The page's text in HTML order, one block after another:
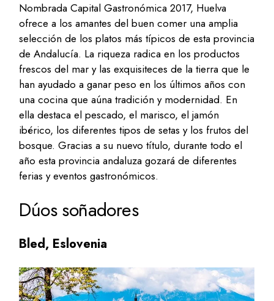
Nombrada Capital Gastronómica 2017, Huelva
ofrece a los amantes del buen comer una amplia
selección de los platos más típicos de esta provincia
de Andalucía. La riqueza radica en los productos
frescos del mar y las exquisiteces de la tierra que le
han ayudado a ganar peso en los últimos años con
una cocina que aúna tradición y modernidad. En
ella destaca el pescado, el marisco, el jamón
ibérico, los diferentes tipos de setas y los frutos del
bosque. Gracias a su nuevo título, durante todo el
año esta provincia andaluza gozará de diferentes
ferias y eventos gastronómicos.
Dúos soñadores
Bled, Eslovenia